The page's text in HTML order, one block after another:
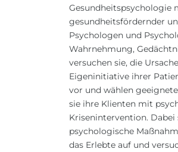
Gesundheitspsychologie
gesundheitsfördernder
Psychologen und
Wahrnehmung,
versuchen sie, die
Eigeninitiative ihrer
vor und wählen
sie ihre Klienten mit
Krisenintervention.
psychologische
das Erlebte auf und